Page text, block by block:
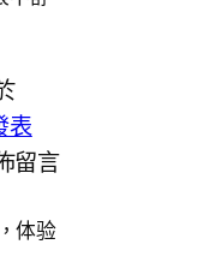
表
留言
体验